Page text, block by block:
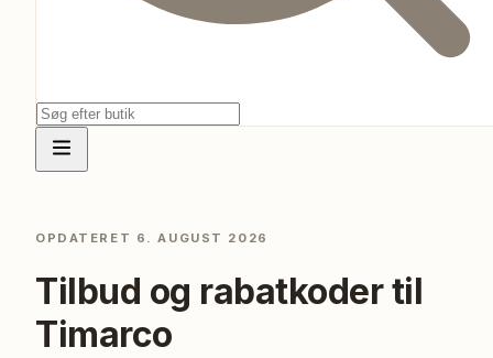
OPDATERET 6. AUGUST 2026
Tilbud og rabatkoder til
Timarco